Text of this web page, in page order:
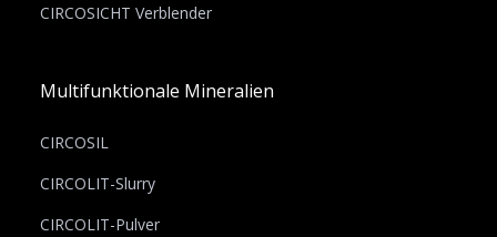
CIRCOSICHT Verblender
Multifunktionale Mineralien
CIRCOSIL
CIRCOLIT-Slurry
CIRCOLIT-Pulver